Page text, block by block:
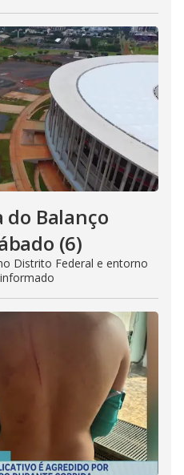
Balanço
(6)
Distrito Federal e entorno